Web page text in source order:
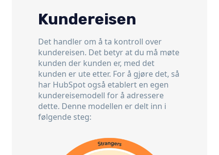
Kundereisen
Det handler om å ta kontroll over
kundereisen. Det betyr at du må møte
kunden der kunden er, med det
kunden er ute etter. For å gjøre det, så
har HubSpot også etablert en egen
kundereisemodell for å adressere
dette. Denne modellen er delt inn i
følgende steg: